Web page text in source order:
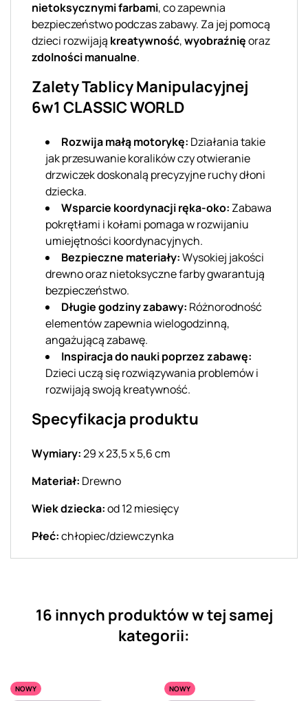
nietoksycznymi farbami, co zapewnia
bezpieczeństwo podczas zabawy. Za jej pomocą
dzieci rozwijają kreatywność,wyobraźnięoraz
zdolności manualne.
Zalety Tablicy Manipulacyjnej
6w1 CLASSIC WORLD
Rozwija małą motorykę: Działania takie
jak przesuwanie koralików czy otwieranie
drzwiczek doskonalą precyzyjne ruchy dłoni
dziecka.
Wsparcie koordynacji ręka-oko: Zabawa
pokrętłami i kołami pomaga w rozwijaniu
umiejętności koordynacyjnych.
Bezpieczne materiały:Wysokiej jakości
drewno oraz nietoksyczne farby gwarantują
bezpieczeństwo.
Długie godziny zabawy: Różnorodność
elementów zapewnia wielogodzinną,
angażującą zabawę.
Inspiracja do nauki poprzez zabawę:
Dzieci uczą się rozwiązywania problemów i
rozwijają swoją kreatywność.
Specyfikacja produktu
Wymiary:29 x 23,5 x 5,6 cm
Materiał: Drewno
Wiek dziecka:od 12 miesięcy
Płeć:chłopiec/dziewczynka
16 innych produktów w tej samej
kategorii:
NOWY
NOWY